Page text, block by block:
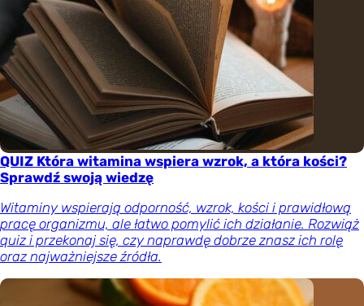
QUIZ Która witamina wspiera wzrok, a która kości?
Sprawdź swoją wiedzę
Witaminy wspierają odporność, wzrok, kości i prawidłową
pracę organizmu, ale łatwo pomylić ich działanie. Rozwiąż
quiz i przekonaj się, czy naprawdę dobrze znasz ich rolę
oraz najważniejsze źródła.